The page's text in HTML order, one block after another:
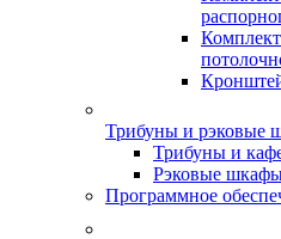
Трибуны и рэковые
Трибуны и
Рэковые
Программное